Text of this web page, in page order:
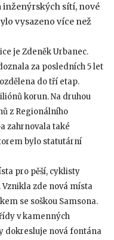
inženýrských sítí, nové
vysazeno více než
je Zdeněk Urbanec.
za posledních 5 let
do tří etap.
korun. Na druhou
z Regionálního
zahrnovala také
bylo statutární
pro pěší, cyklisty
zde nová místa
se soškou Samsona.
v kamenných
dokresluje nová fontána